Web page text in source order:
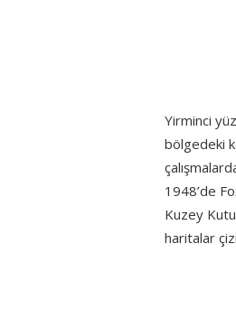
Yirminci
bölgedeki
1948’de
Kuzey
haritalar